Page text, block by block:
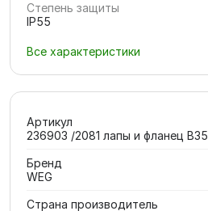
Степень защиты
IP55
Все характеристики
Артикул
236903 /2081 лапы и фланец В35
Бренд
WEG
Страна производитель